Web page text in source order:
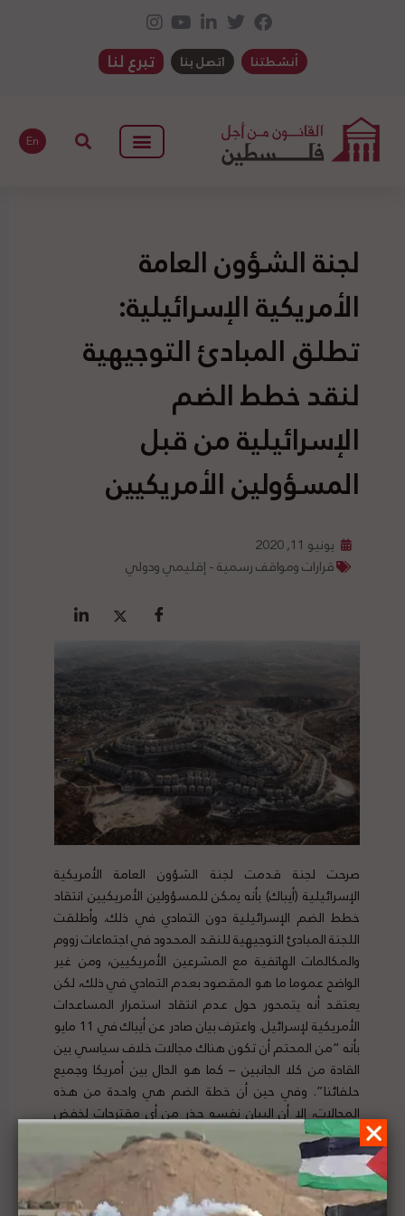
أنشطتنا اتصل بنا تبرع لنا
En
لجنة الشؤون العامة
الأمريكية الإسرائيلية:
تطلق المبادئ التوجيهية
لنقد خطط الضم
الإسرائيلية من قبل
المسؤولين الأمريكيين
يونيو 11, 2020
قرارات ومواقف رسمية - إقليمي ودولي
صرحت لجنة قدمت لجنة الشؤون العامة الأمريكية
الإسرائيلية (أيباك) بأنه يمكن للمسؤولين الأمريكيين انتقاد
خطط الضم الإسرائيلية دون التمادي في ذلك. وأطلقت
اللجنة المبادئ التوجيهية للنقد المحدود في اجتماعات زووم
والمكالمات الهاتفية مع المشرعين الأمريكيين، ومن غير
الواضح عموما ما هو المقصود بعدم التمادي في ذلك، لكن
يعتقد أنه يتمحور حول عدم انتقاد استمرار المساعدات
الأمريكية لإسرائيل. واعترف بيان صادر عن أيباك في 11 مايو
بأنه “من المحتم أن تكون هناك مجالات خلاف سياسي بين
القادة من كلا الجانبين – كما هو الحال بين أمريكا وجميع
حلفائنا”. وفي حين أن خطة الضم هي واحدة من هذه
المجالات، إلا أن البيان نفسه حذر من أي مقترحات لخفض
العلاقات مع إسرائيل إذا ما تم الضم، وأوضح أن “القيام بأي
شيء لإضعاف هذه العلاقة الحيوية سيكون خطأ”. لتفاصيل
الخبر ومصدره الأصلي، هنا